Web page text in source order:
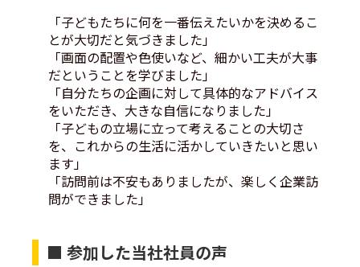
「子どもたちに何を一番伝えたいかを決めるこ
とが大切だと気づきました」
「画面の配置や色使いなど、細かい工夫が大事
だということを学びました」
「自分たちの企画に対して具体的なアドバイス
をいただき、大きな自信になりました」
「子どもの立場に立って考えることの大切さ
を、これからの生活に活かしていきたいと思い
ます」
「訪問前は不安もありましたが、楽しく企業訪
問ができました」
■ 参加した当社社員の声